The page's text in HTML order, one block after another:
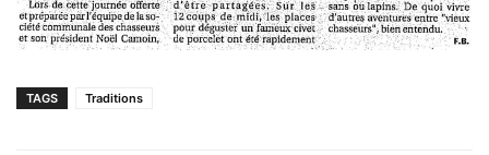
TAGS Traditions